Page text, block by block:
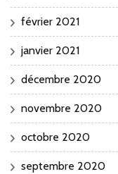
février 2021
janvier 2021
décembre 2020
novembre 2020
octobre 2020
septembre 2020